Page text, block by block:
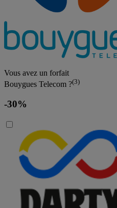
Vous avez un forfait
Bouygues Telecom ?(3)
-30%